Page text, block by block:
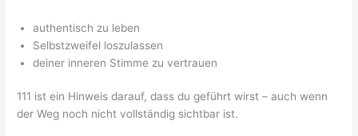
authentisch zu leben
Selbstzweifel loszulassen
deiner inneren Stimme zu vertrauen
111 ist ein Hinweis darauf, dass du geführt wirst – auch wenn
der Weg noch nicht vollständig sichtbar ist.